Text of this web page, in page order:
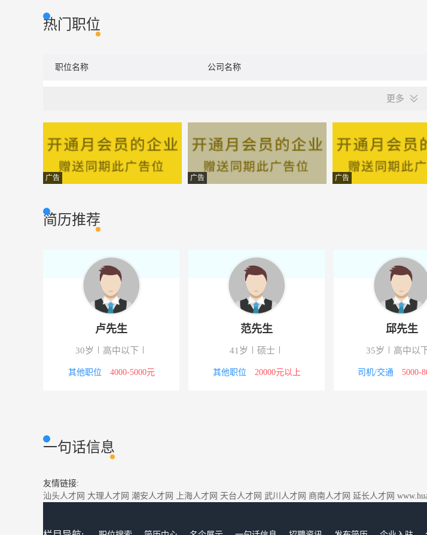
热门职位
职位名称 公司名称
更多
广告 广告 广告
简历推荐
卢先生
30岁 高中以下
其他职位 4000-5000元
范先生
41岁 硕士
其他职位 20000元以上
邱先生
35岁 高中以
司机/交通 5000-
一句话信息
友情链接:
汕头人才网 大理人才网 潮安人才网 上海人才网 天台人才网 武川人才网 商南人才网 延长人才网